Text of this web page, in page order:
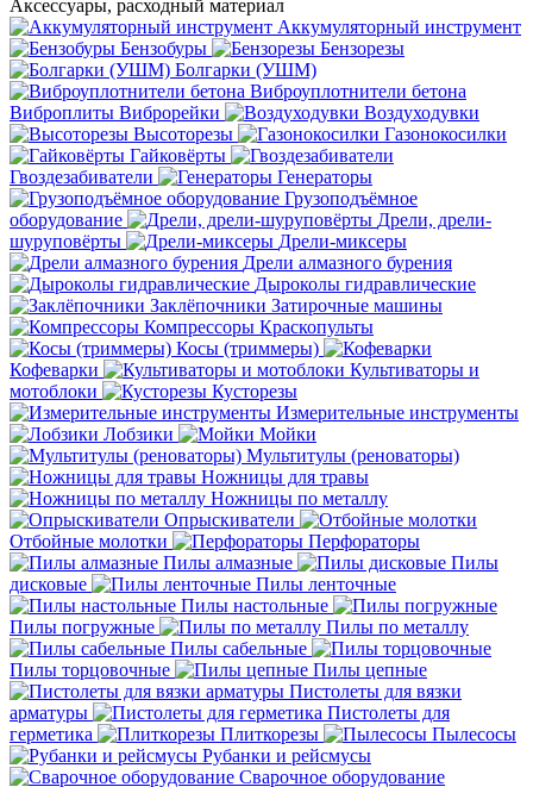
Аксессуары, расходный материал
Аккумуляторный инструмент
Бензобуры
Бензорезы
Болгарки (УШМ)
Виброуплотнители бетона
Виброплиты Виброрейки
Воздуходувки
Высоторезы
Газонокосилки
Гайковёрты
Гвоздезабиватели
Генераторы
Грузоподъёмное
оборудование
Дрели, дрели-
шуруповёрты
Дрели-миксеры
Дрели алмазного бурения
Дыроколы гидравлические
Заклёпочники Затирочные машины
Компрессоры Краскопульты
Косы (триммеры)
Кофеварки
Культиваторы и
мотоблоки
Кусторезы
Измерительные инструменты
Лобзики
Мойки
Мультитулы (реноваторы)
Ножницы для травы
Ножницы по металлу
Опрыскиватели
Отбойные молотки
Перфораторы
Пилы алмазные
Пилы
дисковые
Пилы ленточные
Пилы настольные
Пилы погружные
Пилы по металлу
Пилы сабельные
Пилы торцовочные
Пилы цепные
Пистолеты для вязки
арматуры
Пистолеты для
герметика
Плиткорезы
Пылесосы
Рубанки и рейсмусы
Сварочное оборудование